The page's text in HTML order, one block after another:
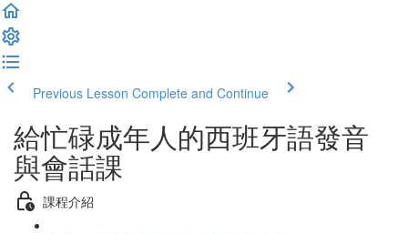
Previous Lesson Complete and Continue
給忙碌成年人的西班牙語發音
與會話課
課程介紹